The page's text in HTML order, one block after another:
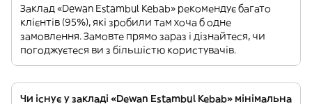
Заклад «Dewan Estambul Kebab» рекомендує багато
клієнтів (95%), які зробили там хоча б одне
замовлення. Замовте прямо зараз і дізнайтеся, чи
погоджуєтеся ви з більшістю користувачів.
Чи існує у закладі «Dewan Estambul Kebab» мінімальна